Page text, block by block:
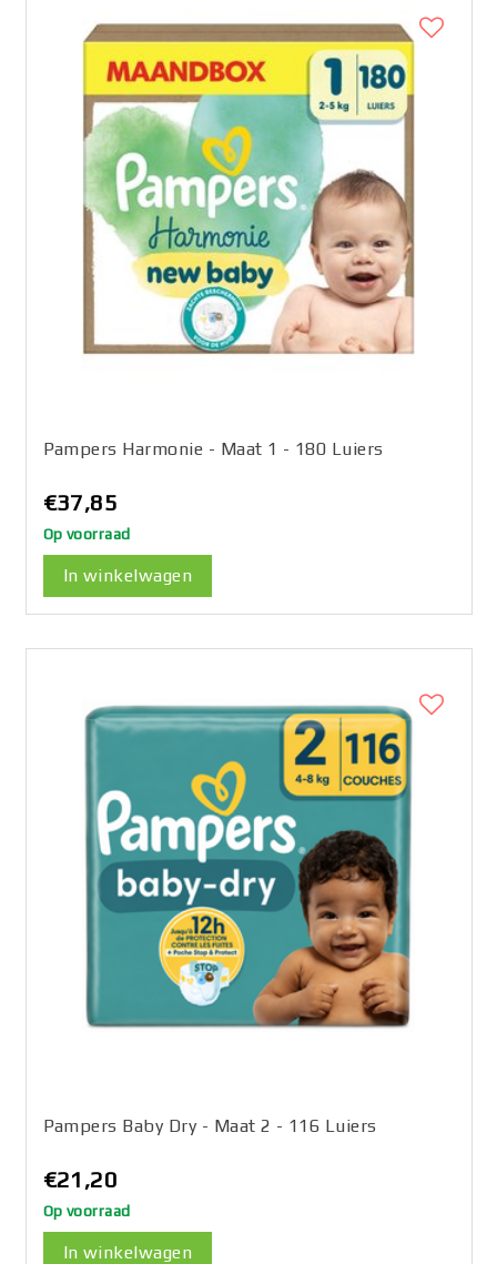
Pampers Harmonie - Maat 1 - 180 Luiers
€37,85
Op voorraad
In winkelwagen
Pampers Baby Dry - Maat 2 - 116 Luiers
€21,20
Op voorraad
In winkelwagen